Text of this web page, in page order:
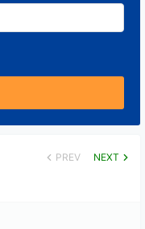
越航服）提供专业
PREV NEXT